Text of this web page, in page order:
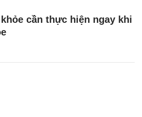
cần thực hiện ngay khi